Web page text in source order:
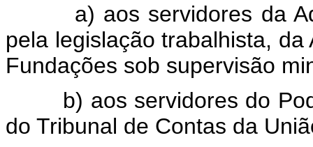
a) aos servidores da
pela legislação trabalhista,
Fundações sob supervisão
b) aos servidores do
do Tribunal de Contas da